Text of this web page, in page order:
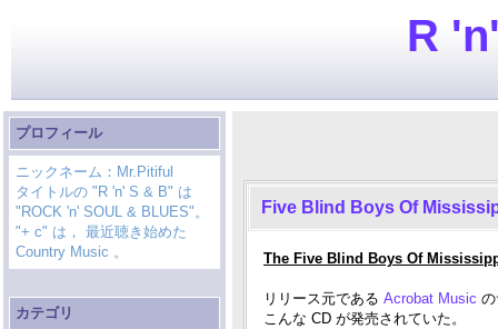
R
プロフィール
ニックネーム：Mr.Pitiful
タイトルの "R 'n' S & B" は
"ROCK 'n' SOUL & BLUES"。
"+ c" は， 最近聴き始めた
Country Music 。
カテゴリ
Five Blind Boys Of
The Five Blind Boys Of
リリース元である Acrobat Music
こんな CD が発売されていた。